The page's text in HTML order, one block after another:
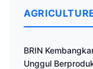
BRIN
Unggul